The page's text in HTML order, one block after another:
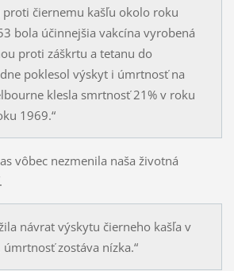
proti čiernemu kašľu okolo roku
bola účinnejšia vakcína vyrobená
proti záškrtu a tetanu do
poklesol výskyt i úmrtnosť na
klesla smrtnosť 21% v roku
1969.“
vôbec nezmenila naša životná
návrat výskytu čierneho kašľa v
zostáva nízka.“